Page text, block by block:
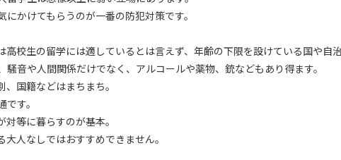
かけてもらうのが一番の防犯対策です。
校生の留学には適しているとは言えず、年齢の下限を設けている国や自治
音や人間関係だけでなく、アルコールや薬物、銃などもあり得ます。
国籍などはまちまち。
す。
等に暮らすのが基本。
人なしではおすすめできません。